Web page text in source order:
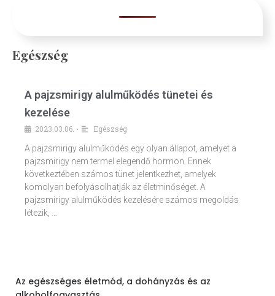
Egészség
A pajzsmirigy alulműködés tünetei és
kezelése
2023.03.06. •
Egészség
A pajzsmirigy alulműködés egy olyan állapot, amelyet a
pajzsmirigy nem termel elegendő hormon. Ennek
következtében számos tünet jelentkezhet, amelyek
komolyan befolyásolhatják az életminőséget. A
pajzsmirigy alulműködés kezelésére számos megoldás
létezik, …
Az egészséges életmód, a dohányzás és az